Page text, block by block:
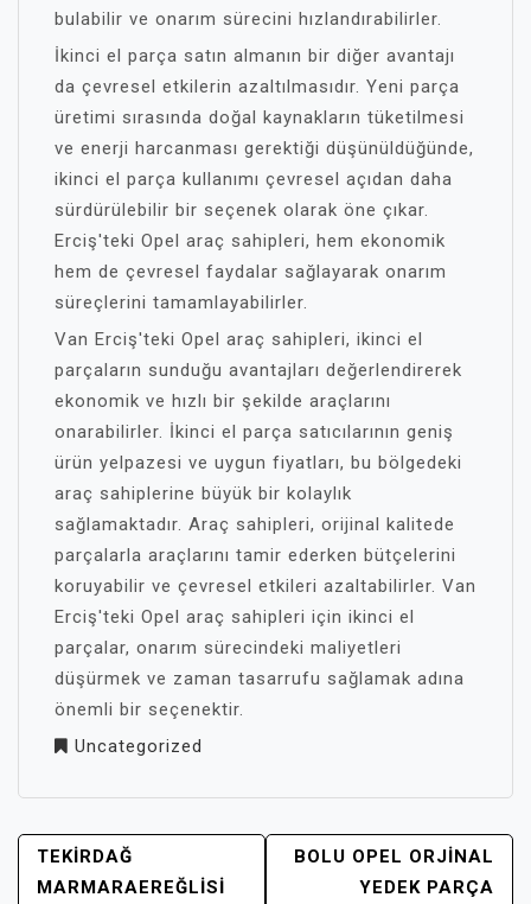
bulabilir ve onarım sürecini hızlandırabilirler.
İkinci el parça satın almanın bir diğer avantajı
da çevresel etkilerin azaltılmasıdır. Yeni parça
üretimi sırasında doğal kaynakların tüketilmesi
ve enerji harcanması gerektiği düşünüldüğünde,
ikinci el parça kullanımı çevresel açıdan daha
sürdürülebilir bir seçenek olarak öne çıkar.
Erciş'teki Opel araç sahipleri, hem ekonomik
hem de çevresel faydalar sağlayarak onarım
süreçlerini tamamlayabilirler.
Van Erciş'teki Opel araç sahipleri, ikinci el
parçaların sunduğu avantajları değerlendirerek
ekonomik ve hızlı bir şekilde araçlarını
onarabilirler. İkinci el parça satıcılarının geniş
ürün yelpazesi ve uygun fiyatları, bu bölgedeki
araç sahiplerine büyük bir kolaylık
sağlamaktadır. Araç sahipleri, orijinal kalitede
parçalarla araçlarını tamir ederken bütçelerini
koruyabilir ve çevresel etkileri azaltabilirler. Van
Erciş'teki Opel araç sahipleri için ikinci el
parçalar, onarım sürecindeki maliyetleri
düşürmek ve zaman tasarrufu sağlamak adına
önemli bir seçenektir.
Uncategorized
YAZI
GEZINMESI
TEKIRDAĞ
MARMARAEREĞLISI
BOLU OPEL ORJINAL
YEDEK PARÇA